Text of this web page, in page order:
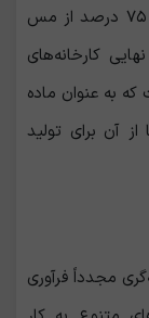
روش‌های سنتی دارند و به همین دلیل حدود ۷۵ درصد از مس
کارخانه‌های
به عنوان ماده
آن برای تولید
مجدداً فرآوری